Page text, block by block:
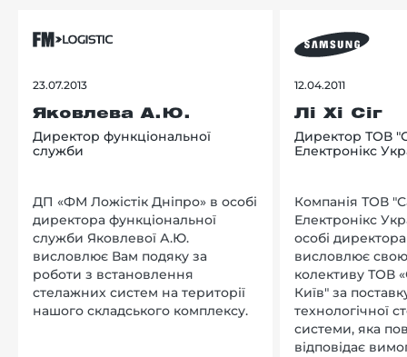
23.07.2013
Яковлева А.Ю.
Директор функціональної
служби
ДП «ФМ Ложістік Дніпро» в особі
директора функціональної
служби Яковлевої А.Ю.
висловлює Вам подяку за
роботи з встановлення
стелажних систем на території
нашого складського комплексу.
12.04.2011
Лі Хі Сіг
Директор ТОВ
Електронікс
Компанія ТОВ
Електронікс
особі
висловлює
колективу ТОВ
Київ" за
технологічної
системи, яка
відповідає